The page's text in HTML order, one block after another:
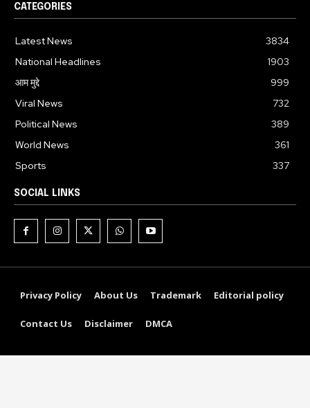
CATEGORIES
Latest News
3834
National Headlines
1903
आम मुद्दे
999
Viral News
732
Political News
389
World News
361
Sports
337
SOCIAL LINKS
Privacy Policy About Us Trademark Editorial policy
Contact Us Disclaimer DMCA